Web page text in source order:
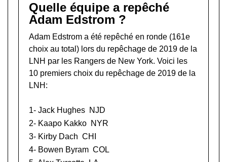
Quelle équipe a repêché
Adam Edstrom ?
Adam Edstrom a été repêché en ronde (161e
choix au total) lors du repêchage de 2019 de la
LNH par les Rangers de New York. Voici les
10 premiers choix du repêchage de 2019 de la
LNH:
1- Jack Hughes NJD
2- Kaapo Kakko NYR
3- Kirby Dach CHI
4- Bowen Byram COL